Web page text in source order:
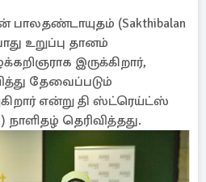
(Sakthibalan
உறுப்பு தானம்
இருக்கிறார்,
தேவைப்படும்
என்று தி ஸ்ட்ரெய்ட்ஸ்
நாளிதழ் தெரிவித்தது.